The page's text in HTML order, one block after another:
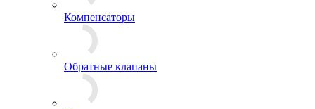
Компенсаторы
Обратные клапаны